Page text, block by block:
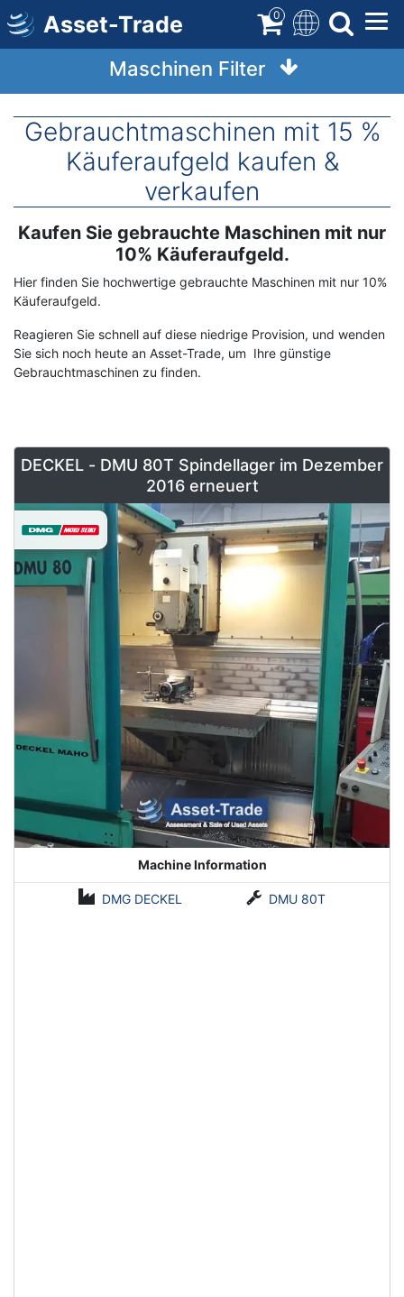
Direkt
zum
Inhalt
Asset-Trade 0
Maschinen Filter
Gebrauchtmaschinen mit 15 %
Käuferaufgeld kaufen &
verkaufen
Term
Kaufen Sie gebrauchte Maschinen mit nur
10% Käuferaufgeld.
Hier finden Sie hochwertige gebrauchte Maschinen mit nur 10%
Käuferaufgeld.
Reagieren Sie schnell auf diese niedrige Provision, und wenden
Sie sich noch heute an Asset-Trade, um Ihre günstige
Gebrauchtmaschinen zu finden.
DECKEL - DMU 80T Spindellager im Dezember
2016 erneuert
Machine Information
DMG DECKEL DMU 80T